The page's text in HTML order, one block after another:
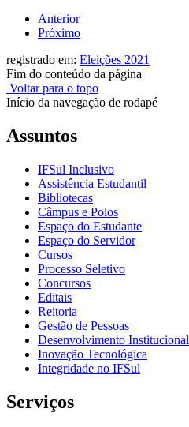
Anterior
Próximo
registrado em: Eleições 2021
Fim do conteúdo da página
Voltar para o topo
Início da navegação de rodapé
Assuntos
IFSul Inclusivo
Assistência Estudantil
Bibliotecas
Câmpus e Polos
Espaço do Estudante
Espaço do Servidor
Cursos
Processo Seletivo
Concursos
Editais
Reitoria
Gestão de Pessoas
Desenvolvimento Institucional
Inovação Tecnológica
Integridade no IFSul
Serviços